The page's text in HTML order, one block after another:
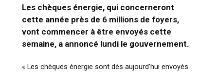
Les chèques énergie, qui concerneront
cette année près de 6 millions de foyers,
vont commencer à être envoyés cette
semaine, a annoncé lundi le gouvernement.
« Les chèques énergie sont dès aujourd’hui envoyés